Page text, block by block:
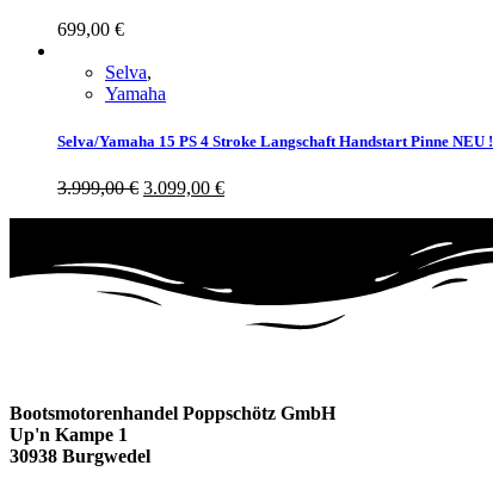
699,00 €
Selva,
Yamaha
Selva/Yamaha 15 PS 4 Stroke Langschaft Handstart Pinne NEU !
3.999,00€ 3.099,00 €
Bootsmotorenhandel Poppschötz GmbH
Up'n Kampe 1
30938 Burgwedel